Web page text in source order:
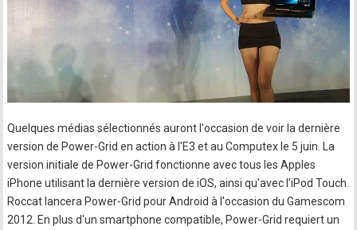
Quelques médias sélectionnés auront l'occasion de voir la dernière
version de Power-Grid en action à l'E3 et au Computex le 5 juin. La
version initiale de Power-Grid fonctionne avec tous les Apples
iPhone utilisant la dernière version de iOS, ainsi qu'avec l'iPod Touch.
Roccat lancera Power-Grid pour Android à l'occasion du Gamescom
2012. En plus d'un smartphone compatible, Power-Grid requiert un